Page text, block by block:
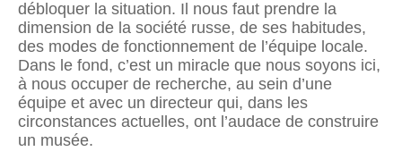
débloquer la situation. Il nous faut prendre la
dimension de la société russe, de ses habitudes,
des modes de fonctionnement de l’équipe locale.
Dans le fond, c’est un miracle que nous soyons ici,
à nous occuper de recherche, au sein d’une
équipe et avec un directeur qui, dans les
circonstances actuelles, ont l’audace de construire
un musée.